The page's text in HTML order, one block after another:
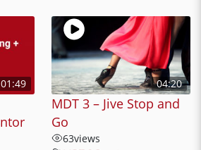
01:49 04:20
MDT 3 – Jive Stop and
Go
63views